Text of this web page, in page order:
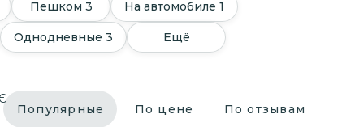
Пешком 3 На автомобиле 1
Однодневные 3 Ещё
Популярные По цене По отзывам